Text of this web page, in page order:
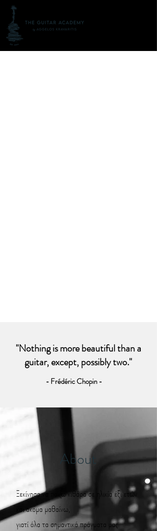
"Nothing is more beautiful than a
guitar, except, possibly two."
- Frédéric Chopin -
About
Ξεκίνησα να παίζω κιθάρα σε ηλικία έξι ετών
και ακόμα μαθαίνω,
γιατί όλα τα σημαντικά πράγματα μας